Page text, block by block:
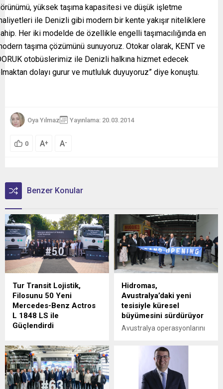
yüksek taşıma kapasitesi ve düşük işletme
ile Denizli gibi modern bir kente yakışır niteliklere
Her iki modelde de özellikle engelli taşımacılığında en
taşıma çözümünü sunuyoruz. Otokar olarak, KENT ve
otobüslerimiz ile Denizli halkına hizmet edecek
dolayı gurur ve mutluluk duyuyoruz” diye konuştu.
Oya Yılmaz Yayınlama: 20.03.2014
0 A+ A-
Benzer Konular
Tur Transit Lojistik,
Filosunu 50 Yeni
Mercedes-Benz Actros
L 1848 LS ile
Güçlendirdi
yılından bu yana uluslararası
lojistik alanında faaliyet
gösteren Tur Transit
Lojistik’e 50 adet Mercedes-
Hidromas,
Avustralya’daki yeni
tesisiyle küresel
büyümesini sürdürüyor
Avustralya operasyonlarını
Epping'deki yeni tesisinin
açılışıyla güçlendiren
Hidromas, küresel çapta
genişlemeye devam ediyor.